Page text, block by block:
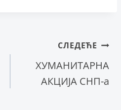
СЛЕДЕЋЕ
ХУМАНИТАРНА
АКЦИЈА СНП-а